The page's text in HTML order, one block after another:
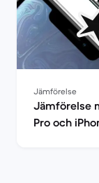
Jämförelse
Jämförelse
Pro och